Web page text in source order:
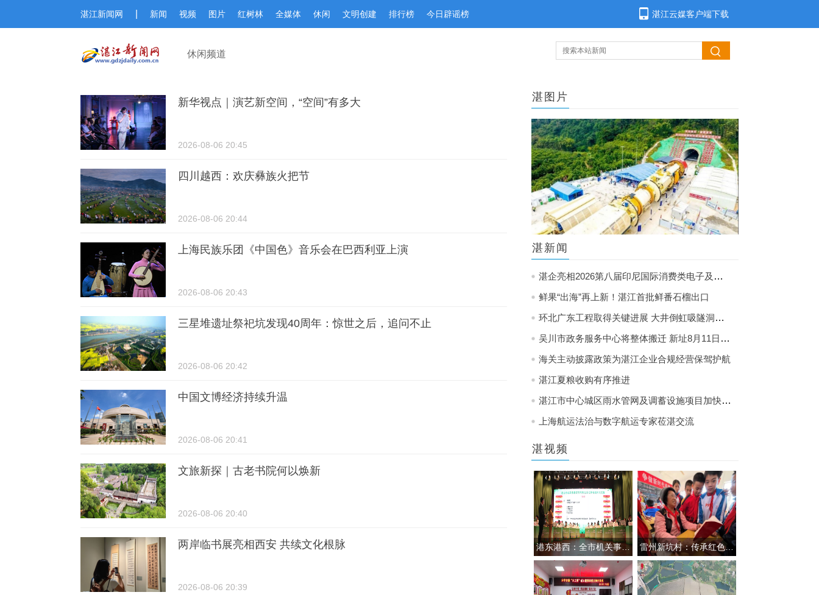
湛江新闻网 新闻 视频 图片 红树林 全媒体 休闲 文明创建 排行榜 今日辟谣榜 湛江云媒客户端下载
休闲频道
新华视点｜演艺新空间，“空间”有多大
2026-08-06 20:45
四川越西：欢庆彝族火把节
2026-08-06 20:44
上海民族乐团《中国色》音乐会在巴西利亚上演
2026-08-06 20:43
三星堆遗址祭祀坑发现40周年：惊世之后，追问不止
2026-08-06 20:42
中国文博经济持续升温
2026-08-06 20:41
文旅新探｜古老书院何以焕新
2026-08-06 20:40
两岸临书展亮相西安 共续文化根脉
2026-08-06 20:39
湛图片
湛新闻
湛企亮相2026第八届印尼国际消费类电子及家用电器展
鲜果“出海”再上新！湛江首批鲜番石榴出口
环北广东工程取得关键进展 大井倒虹吸隧洞盾构掘进破千环
吴川市政务服务中心将整体搬迁 新址8月11日正式对外服务
海关主动披露政策为湛江企业合规经营保驾护航
湛江夏粮收购有序推进
湛江市中心城区雨水管网及调蓄设施项目加快推进
上海航运法治与数字航运专家莅湛交流
湛视频
港东港西：全市机关事务管理系统生活垃圾分类知识竞赛举行 雷州新坑村：传承红色基因 绘就美好画卷